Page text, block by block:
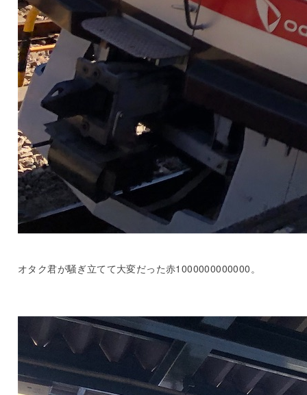
オタク君が騒ぎ立てて大変だった赤1000000000000。